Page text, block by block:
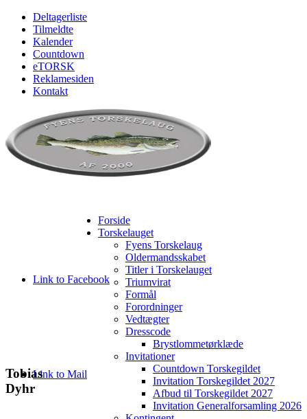
Deltagerliste
Tilmeldte
Kalender
Countdown
eTORSK
Reklamesiden
Kontakt
Link to Facebook
Link to Mail
Forside
Torskelauget
Fyens Torskelaug
Oldermandsskabet
Titler i Torskelauget
Triumvirat
Formål
Forordninger
Vedtægter
Dresscode
Brystlommetørklæde
Invitationer
Countdown Torskegildet
Invitation Torskegildet 2027
Afbud til Torskegildet 2027
Invitation Generalforsamling 2026
Tobias
Dyhr